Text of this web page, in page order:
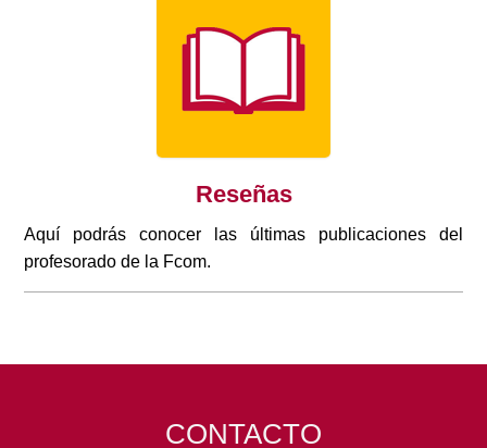
Reseñas
Aquí podrás conocer las últimas publicaciones del
profesorado de la Fcom.
CONTACTO